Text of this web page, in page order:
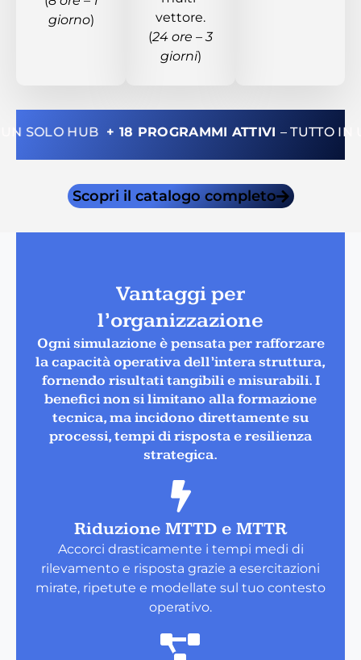
giorno)
vettore.
(24 ore – 3
giorni)
UN SOLO HUB + 18 PROGRAMMI ATTIVI– TUTTO
Scopri il catalogo completo
Vantaggi per
l’organizzazione
Ogni simulazione è pensata per rafforzare
la capacità operativa dell’intera struttura,
fornendo risultati tangibili e misurabili. I
benefici non si limitano alla formazione
tecnica, ma incidono direttamente su
processi, tempi di risposta e resilienza
strategica.
Riduzione MTTD e MTTR
Accorci drasticamente i tempi medi di
rilevamento e risposta grazie a esercitazioni
mirate, ripetute e modellate sul tuo contesto
operativo.